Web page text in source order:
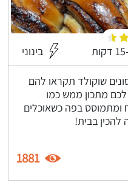
בינוני
שוקולד תקראו להם
מתכון ממש כמו
ומתמוסס בפה כשאוכלים
להכין בבית!
1881